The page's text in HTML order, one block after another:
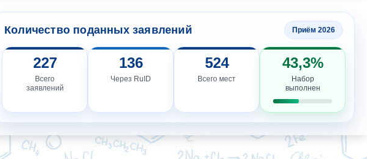
Количество поданных заявлений Приём 2026
227
Всего
заявлений
136
Через RuID
524
Всего мест
43,3%
Набор
выполнен